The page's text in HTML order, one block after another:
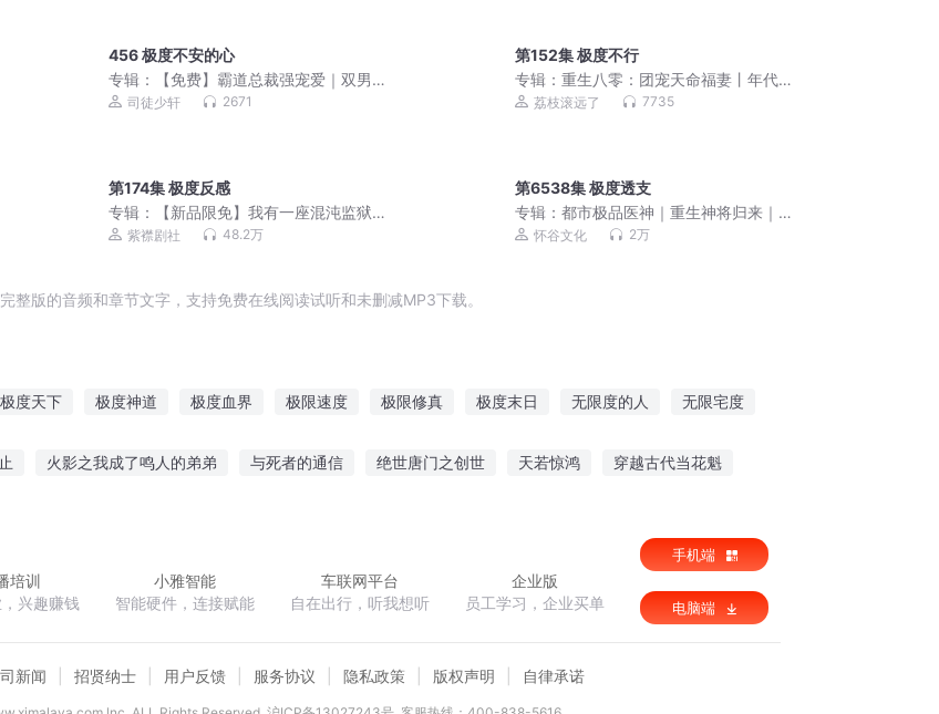
456 极度不安的心
专辑：
【免费】霸道总裁强宠爱｜双男
主｜纯爱｜多播｜都市
司徒少轩 2671
第152集 极度不行
专辑：重生八零：团宠天命福妻丨年代
乡村丨团宠金手指丨荔枝王苦丨多人有
荔枝滚远了 7735
第174集 极度反感
专辑：
【新品限免】我有一座混沌监狱
爆笑玄幻 | 紫襟剧社出品
紫襟剧社 48.2万
第6538集 极度透支
专辑：都市极品医神｜重生神将归来｜
叶辰夏若雪｜VIP免费
怀谷文化 2万
版的音频和章节文字，支持免费在线阅读试听和未删减MP3下载。
极度天下 极度神道 极度血界 极限速度 极限修真 极度末日 无限度的人 无限宅度
火影之我成了鸣人的弟弟 与死者的通信 绝世唐门之创世 天若惊鸿 穿越古代当花魁
培训
兴趣赚钱
小雅智能
智能硬件，连接赋能
车联网平台
自在出行，听我想听
企业版
员工学习，企业买单
手机端
电脑端
新闻 招贤纳士 用户反馈 服务协议 隐私政策 版权声明 自律承诺